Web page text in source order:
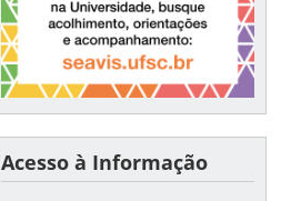
Acesso à Informação